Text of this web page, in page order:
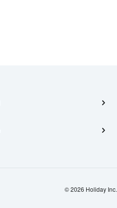
© 2026 Holiday Inc.